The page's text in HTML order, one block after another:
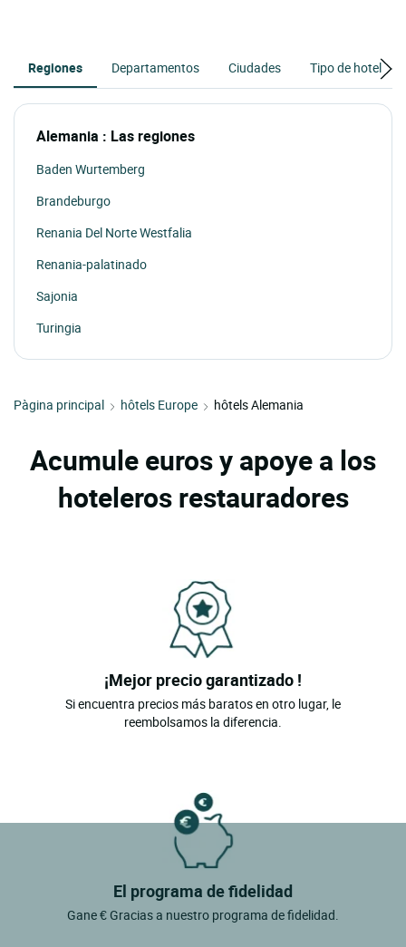
Regiones Departamentos Ciudades Tipo de hotel
Alemania : Las regiones
Baden Wurtemberg
Brandeburgo
Renania Del Norte Westfalia
Renania-palatinado
Sajonia
Turingia
Pàgina principal hôtels Europe hôtels Alemania
Acumule euros y apoye a los
hoteleros restauradores
¡Mejor precio garantizado !
Si encuentra precios más baratos en otro lugar, le
reembolsamos la diferencia.
El programa de fidelidad
Gane € Gracias a nuestro programa de fidelidad.